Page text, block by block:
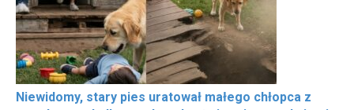
Niewidomy, stary pies uratował małego chłopca z